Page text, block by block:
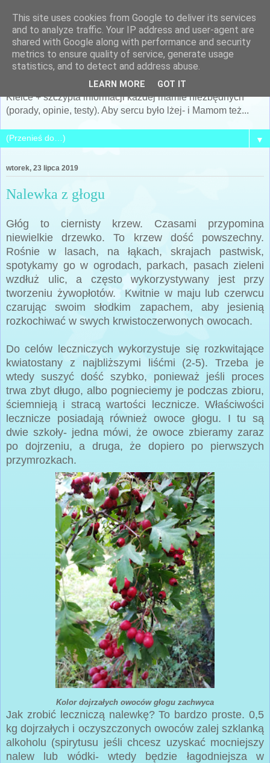
Po prostu MAMA... czyli
Siostra Archeo
Kobieta, Matka, żona... i cały mój świat... + archeologia +
Kielce + szczypta informacji każdej mamie niezbędnych
(porady, opinie, testy). Aby sercu było lżej- i Mamom też...
▼
wtorek, 23 lipca 2019
Nalewka z głogu
Głóg to ciernisty krzew. Czasami przypomina
niewielkie drzewko. To krzew dość powszechny.
Rośnie w lasach, na łąkach, skrajach pastwisk,
spotykamy go w ogrodach, parkach, pasach zieleni
wzdłuż ulic, a często wykorzystywany jest przy
tworzeniu żywopłotów. Kwitnie w maju lub czerwcu
czarując swoim słodkim zapachem, aby jesienią
rozkochiwać w swych krwistoczerwonych owocach.
Do celów leczniczych wykorzystuje się rozkwitające
kwiatostany z najbliższymi liśćmi (2-5). Trzeba je
wtedy suszyć dość szybko, ponieważ jeśli proces
trwa zbyt długo, albo pognieciemy je podczas zbioru,
ściemnieją i stracą wartości lecznicze. Właściwości
lecznicze posiadają również owoce głogu. I tu są
dwie szkoły- jedna mówi, że owoce zbieramy zaraz
po dojrzeniu, a druga, że dopiero po pierwszych
przymrozkach.
Kolor dojrzałych owoców głogu zachwyca
Jak zrobić leczniczą nalewkę? To bardzo proste. 0,5
kg dojrzałych i oczyszczonych owoców zalej szklanką
alkoholu (spirytusu jeśli chcesz uzyskać mocniejszy
nalew lub wódki- wtedy będzie łagodniejsza w
This site uses cookies from Google to deliver its services
and to analyze traffic. Your IP address and user-agent are
shared with Google along with performance and security
metrics to ensure quality of service, generate usage
statistics, and to detect and address abuse.
LEARN MORE GOT IT